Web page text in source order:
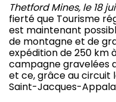
Thetford Mines, le 18
fierté que Tourisme
est maintenant
de montagne et de
expédition de 250 km
campagne gravelées
et ce, grâce au circuit
Saint-Jacques-